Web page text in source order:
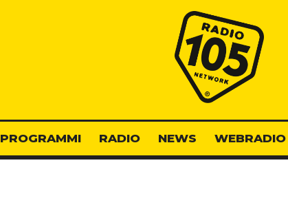
Radio 105
PROGRAMMI RADIO NEWS WEBRADIO